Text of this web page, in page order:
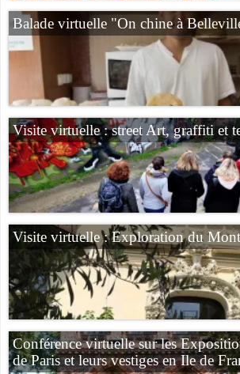
Balade virtuelle "On chine à
Visite virtuelle : street Art, graffiti et
Visite virtuelle : Exploration du
Conférence virtuelle sur les
de Paris et leurs vestiges en Ile de